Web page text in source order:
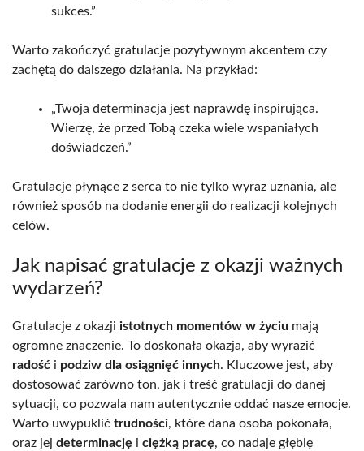
sukces.”
Warto zakończyć gratulacje pozytywnym akcentem czy
zachętą do dalszego działania. Na przykład:
„Twoja determinacja jest naprawdę inspirująca.
Wierzę, że przed Tobą czeka wiele wspaniałych
doświadczeń.”
Gratulacje płynące z serca to nie tylko wyraz uznania, ale
również sposób na dodanie energii do realizacji kolejnych
celów.
Jak napisać gratulacje z okazji ważnych
wydarzeń?
Gratulacje z okazji istotnych momentów w życiu mają
ogromne znaczenie. To doskonała okazja, aby wyrazić
radość i podziw dla osiągnięć innych. Kluczowe jest, aby
dostosować zarówno ton, jak i treść gratulacji do danej
sytuacji, co pozwala nam autentycznie oddać nasze emocje.
Warto uwypuklić trudności, które dana osoba pokonała,
oraz jej determinację i ciężką pracę, co nadaje głębię